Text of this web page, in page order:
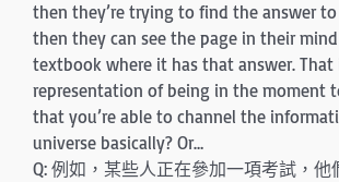
then they’re trying to find the answer
then they can see the page in their
textbook where it has that answer. That
representation of being in the moment
that you’re able to channel the
universe basically? Or…
Q: 例如，某些人正在參加一項考試，